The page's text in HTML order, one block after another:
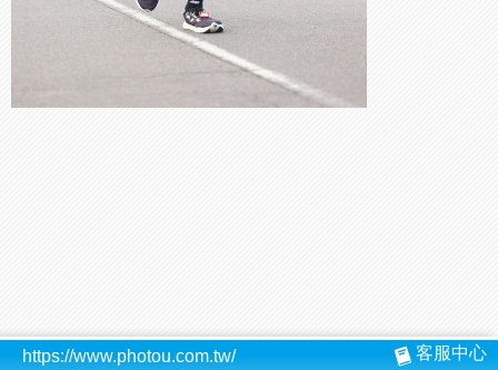
https://www.photou.com.tw/ 客服中心